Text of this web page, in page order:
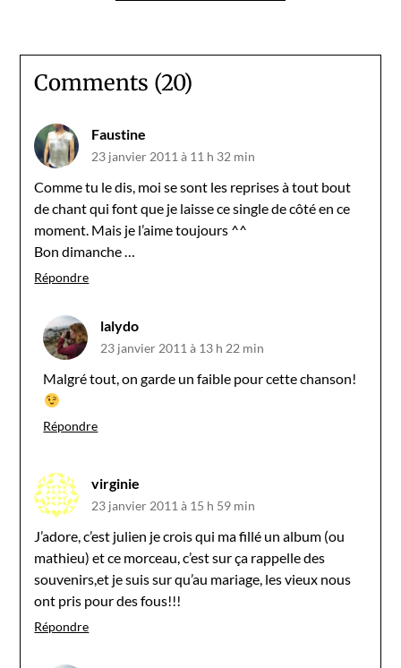
Comments (20)
Faustine
23 janvier 2011 à 11 h 32 min
Comme tu le dis, moi se sont les reprises à tout bout
de chant qui font que je laisse ce single de côté en ce
moment. Mais je l’aime toujours ^^
Bon dimanche …
Répondre
lalydo
23 janvier 2011 à 13 h 22 min
Malgré tout, on garde un faible pour cette chanson!
Répondre
virginie
23 janvier 2011 à 15 h 59 min
J’adore, c’est julien je crois qui ma fillé un album (ou
mathieu) et ce morceau, c’est sur ça rappelle des
souvenirs,et je suis sur qu’au mariage, les vieux nous
ont pris pour des fous!!!
Répondre